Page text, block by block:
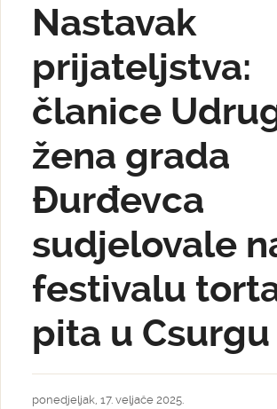
Nastavak
prijateljstva:
članice
žena grada
Đurđevca
sudjelovale
festivalu
pita u Csurgu
ponedjeljak, 17. veljače 2025.